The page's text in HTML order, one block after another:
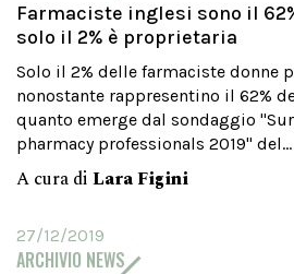
Farmaciste inglesi sono il
solo il 2% è proprietaria
Solo il 2% delle farmaciste donne
nonostante rappresentino il 62%
quanto emerge dal sondaggio
pharmacy professionals 2019" del...
A cura di Lara Figini
27/12/2019
ARCHIVIO NEWS